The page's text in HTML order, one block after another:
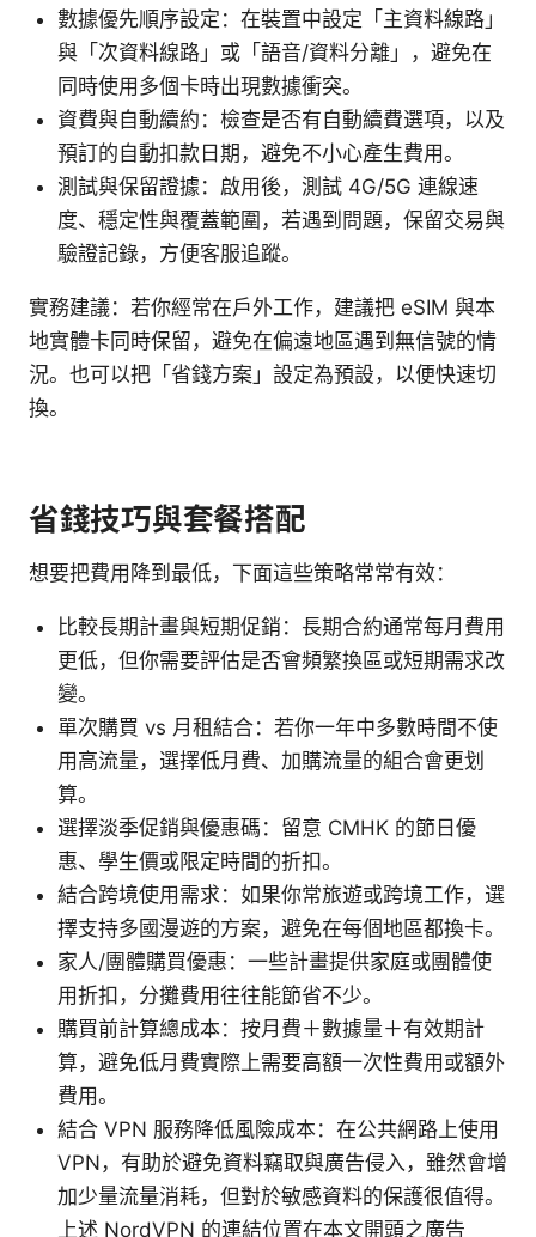
數據優先順序設定：在裝置中設定「主資料線路」
與「次資料線路」或「語音/資料分離」，避免在
同時使用多個卡時出現數據衝突。
資費與自動續約：檢查是否有自動續費選項，以及
預訂的自動扣款日期，避免不小心產生費用。
測試與保留證據：啟用後，測試 4G/5G 連線速
度、穩定性與覆蓋範圍，若遇到問題，保留交易與
驗證記錄，方便客服追蹤。
實務建議：若你經常在戶外工作，建議把 eSIM 與本
地實體卡同時保留，避免在偏遠地區遇到無信號的情
況。也可以把「省錢方案」設定為預設，以便快速切
換。
省錢技巧與套餐搭配
想要把費用降到最低，下面這些策略常常有效：
比較長期計畫與短期促銷：長期合約通常每月費用
更低，但你需要評估是否會頻繁換區或短期需求改
變。
單次購買 vs 月租結合：若你一年中多數時間不使
用高流量，選擇低月費、加購流量的組合會更划
算。
選擇淡季促銷與優惠碼：留意 CMHK 的節日優
惠、學生價或限定時間的折扣。
結合跨境使用需求：如果你常旅遊或跨境工作，選
擇支持多國漫遊的方案，避免在每個地區都換卡。
家人/團體購買優惠：一些計畫提供家庭或團體使
用折扣，分攤費用往往能節省不少。
購買前計算總成本：按月費＋數據量＋有效期計
算，避免低月費實際上需要高額一次性費用或額外
費用。
結合 VPN 服務降低風險成本：在公共網路上使用
VPN，有助於避免資料竊取與廣告侵入，雖然會增
加少量流量消耗，但對於敏感資料的保護很值得。
上述 NordVPN 的連結位置在本文開頭之廣告